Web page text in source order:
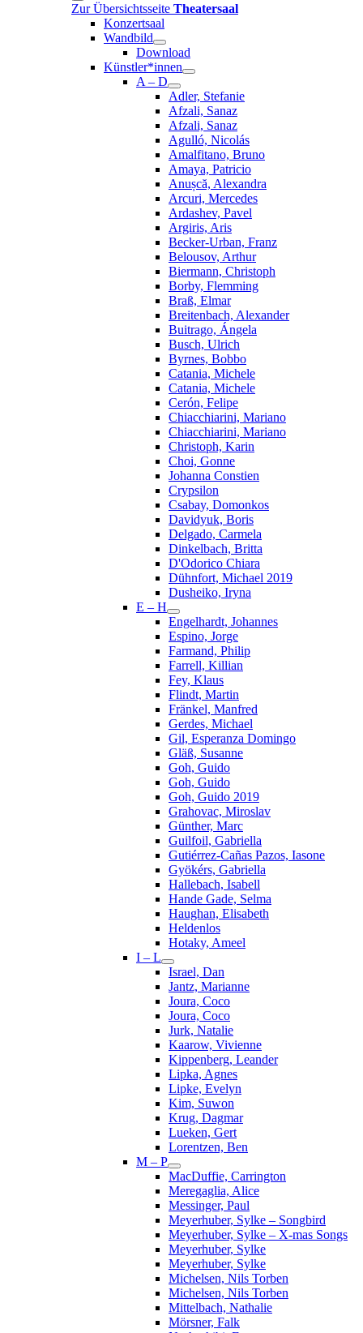
Zur Übersichtsseite Theatersaal
Konzertsaal
Wandbild
Download
Künstler*innen
A – D
Adler, Stefanie
Afzali, Sanaz
Afzali, Sanaz
Agulló, Nicolás
Amalfitano, Bruno
Amaya, Patricio
Anușcă, Alexandra
Arcuri, Mercedes
Ardashev, Pavel
Argiris, Aris
Becker-Urban, Franz
Belousov, Arthur
Biermann, Christoph
Borby, Flemming
Braß, Elmar
Breitenbach, Alexander
Buitrago, Ángela
Busch, Ulrich
Byrnes, Bobbo
Catania, Michele
Catania, Michele
Cerón, Felipe
Chiacchiarini, Mariano
Chiacchiarini, Mariano
Christoph, Karin
Choi, Gonne
Johanna Constien
Crypsilon
Csabay, Domonkos
Davidyuk, Boris
Delgado, Carmela
Dinkelbach, Britta
D'Odorico Chiara
Dühnfort, Michael 2019
Dusheiko, Iryna
E – H
Engelhardt, Johannes
Espino, Jorge
Farmand, Philip
Farrell, Killian
Fey, Klaus
Flindt, Martin
Fränkel, Manfred
Gerdes, Michael
Gil, Esperanza Domingo
Gläß, Susanne
Goh, Guido
Goh, Guido
Goh, Guido 2019
Grahovac, Miroslav
Günther, Marc
Guilfoil, Gabriella
Gutiérrez-Cañas Pazos, Iasone
Gyökérs, Gabriella
Hallebach, Isabell
Hande Gade, Selma
Haughan, Elisabeth
Heldenlos
Hotaky, Ameel
I – L
Israel, Dan
Jantz, Marianne
Joura, Coco
Joura, Coco
Jurk, Natalie
Kaarow, Vivienne
Kippenberg, Leander
Lipka, Agnes
Lipke, Evelyn
Kim, Suwon
Krug, Dagmar
Lueken, Gert
Lorentzen, Ben
M – P
MacDuffie, Carrington
Meregaglia, Alice
Messinger, Paul
Meyerhuber, Sylke – Songbird
Meyerhuber, Sylke – X-mas Songs
Meyerhuber, Sylke
Meyerhuber, Sylke
Michelsen, Nils Torben
Michelsen, Nils Torben
Mittelbach, Nathalie
Mörsner, Falk